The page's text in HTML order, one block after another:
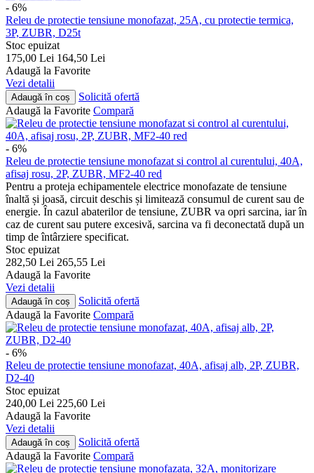
- 6%
Releu de protectie tensiune monofazat, 25A, cu protectie termica,
3P, ZUBR, D25t
Stoc epuizat
175,00 Lei 164,50 Lei
Adaugă la Favorite
Vezi detalii
Adaugă în coș
Solicită ofertă
Adaugă la Favorite Compară
- 6%
Releu de protectie tensiune monofazat si control al curentului, 40A,
afisaj rosu, 2P, ZUBR, MF2-40 red
Pentru a proteja echipamentele electrice monofazate de tensiune
înaltă și joasă, circuit deschis și limitează consumul de curent sau de
energie. În cazul abaterilor de tensiune, ZUBR va opri sarcina, iar în
caz de curent sau putere excesivă, sarcina va fi deconectată după un
timp de întârziere specificat.
Stoc epuizat
282,50 Lei 265,55 Lei
Adaugă la Favorite
Vezi detalii
Adaugă în coș
Solicită ofertă
Adaugă la Favorite Compară
- 6%
Releu de protectie tensiune monofazat, 40A, afisaj alb, 2P, ZUBR,
D2-40
Stoc epuizat
240,00 Lei 225,60 Lei
Adaugă la Favorite
Vezi detalii
Adaugă în coș
Solicită ofertă
Adaugă la Favorite Compară